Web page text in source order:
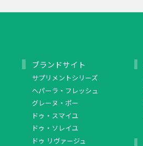
ブランドサイト
サプリメントシリーズ
ヘパーラ・フレッシュ
グレーヌ・ポー
ドゥ・スマイユ
ドゥ・ソレイユ
ドゥ リヴァージュ